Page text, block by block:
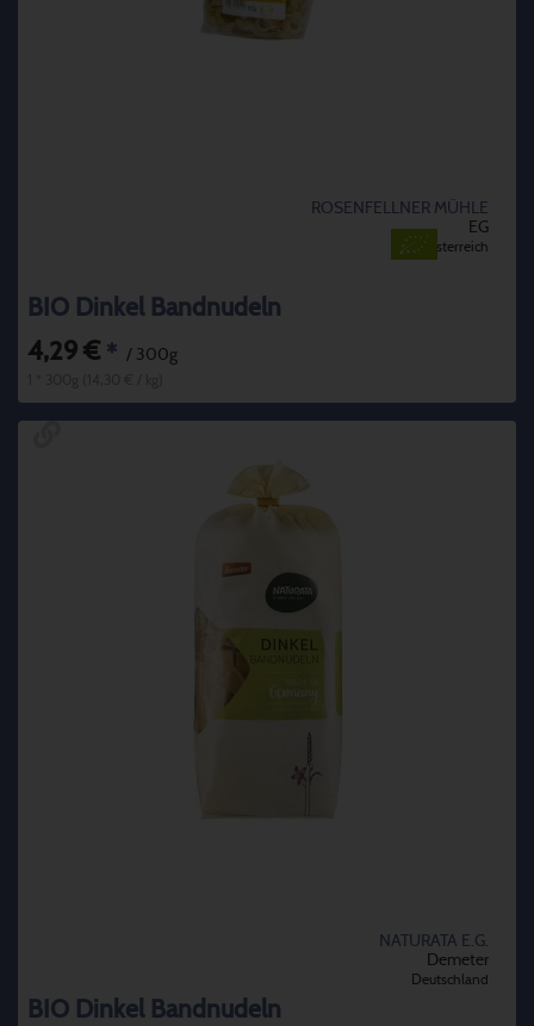
ROSENFELLNER MÜHLE
EG
Österreich
BIO Dinkel Bandnudeln
4,29 € * / 300g
NATURATA E.G.
Demeter
Deutschland
BIO Dinkel Bandnudeln